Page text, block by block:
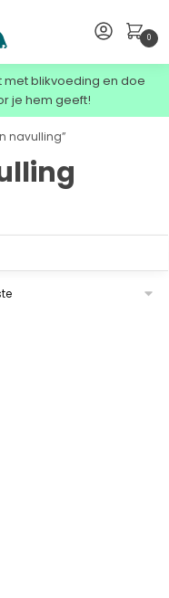
0
met blikvoeding en doe
je hem geeft!
navulling”